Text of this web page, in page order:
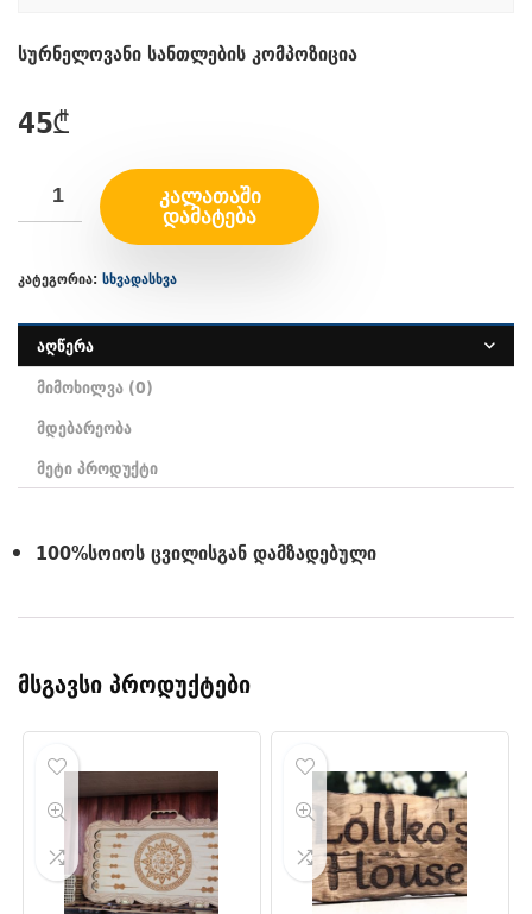
სურნელოვანი სანთლების კომპოზიცია
45₾
ᲙᲐᲚᲐᲗᲐᲨᲘ
ᲓᲐᲛᲐᲢᲔᲑᲐ
კატეგორია: სხვადასხვა
აღწერა
მიმოხილვა (0)
მდებარეობა
მეტი პროდუქტი
100%სოიოს ცვილისგან დამზადებული
მსგავსი პროდუქტები